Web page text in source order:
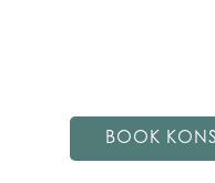
BOOK